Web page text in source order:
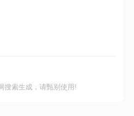
搜索生成，请甄别使用!